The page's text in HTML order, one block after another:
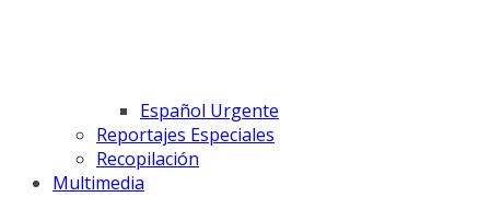
Español Urgente
Reportajes Especiales
Recopilación
Multimedia